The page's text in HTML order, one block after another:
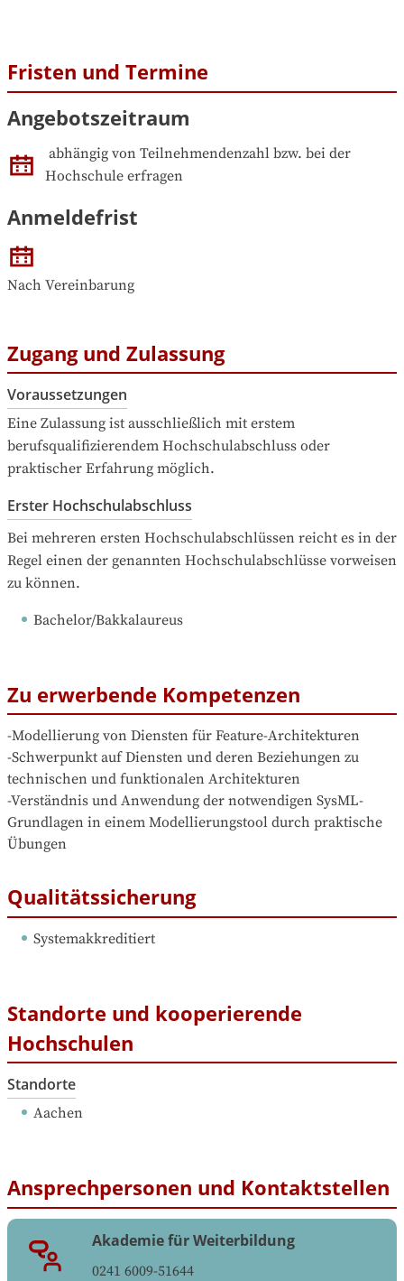
Fristen und Termine
Angebotszeitraum
abhängig von Teilnehmendenzahl bzw. bei der
Hochschule erfragen
Anmeldefrist
Nach Vereinbarung
Zugang und Zulassung
Voraussetzungen
Eine Zulassung ist ausschließlich mit erstem
berufsqualifizierendem Hochschulabschluss oder
praktischer Erfahrung möglich.
Erster Hochschulabschluss
Bei mehreren ersten Hochschulabschlüssen reicht es in der
Regel einen der genannten Hochschulabschlüsse vorweisen
zu können.
Bachelor/Bakkalaureus
Zu erwerbende Kompetenzen
-Modellierung von Diensten für Feature-Architekturen
-Schwerpunkt auf Diensten und deren Beziehungen zu
technischen und funktionalen Architekturen
-Verständnis und Anwendung der notwendigen SysML-
Grundlagen in einem Modellierungstool durch praktische
Übungen
Qualitätssicherung
Systemakkreditiert
Standorte und kooperierende
Hochschulen
Standorte
Aachen
Ansprechpersonen und Kontaktstellen
Akademie für Weiterbildung
0241 6009-51644